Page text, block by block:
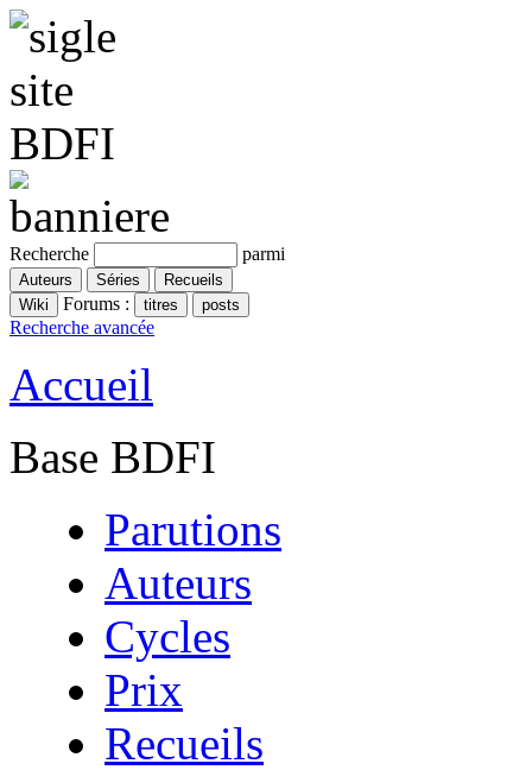
Recherche parmi
Forums :
Recherche avancée
Accueil
Base BDFI
Parutions
Auteurs
Cycles
Prix
Recueils